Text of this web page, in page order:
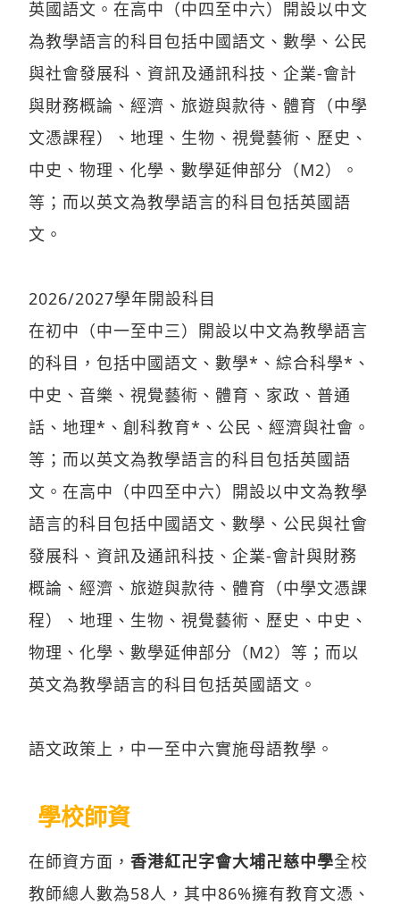
英國語文。在高中（中四至中六）開設以中文
為教學語言的科目包括中國語文、數學、公民
與社會發展科、資訊及通訊科技、企業-會計
與財務概論、經濟、旅遊與款待、體育（中學
文憑課程）、地理、生物、視覺藝術、歷史、
中史、物理、化學、數學延伸部分（M2）。
等；而以英文為教學語言的科目包括英國語
文。
2026/2027學年開設科目
在初中（中一至中三）開設以中文為教學語言
的科目，包括中國語文、數學*、綜合科學*、
中史、音樂、視覺藝術、體育、家政、普通
話、地理*、創科教育*、公民、經濟與社會。
等；而以英文為教學語言的科目包括英國語
文。在高中（中四至中六）開設以中文為教學
語言的科目包括中國語文、數學、公民與社會
發展科、資訊及通訊科技、企業-會計與財務
概論、經濟、旅遊與款待、體育（中學文憑課
程）、地理、生物、視覺藝術、歷史、中史、
物理、化學、數學延伸部分（M2）等；而以
英文為教學語言的科目包括英國語文。
語文政策上，中一至中六實施母語教學。
學校師資
在師資方面， 香港紅卍字會大埔卍慈中學全校
教師總人數為58人，其中86%擁有教育文憑、